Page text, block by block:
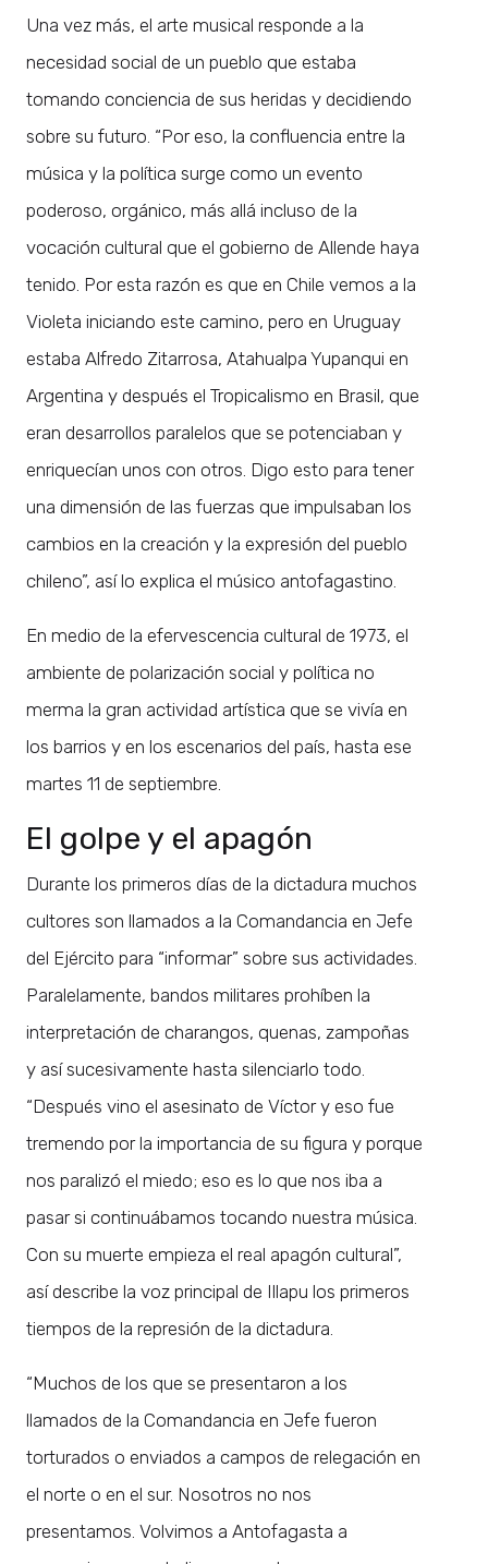
Una vez más, el arte musical responde a la
necesidad social de un pueblo que estaba
tomando conciencia de sus heridas y decidiendo
sobre su futuro. “Por eso, la confluencia entre la
música y la política surge como un evento
poderoso, orgánico, más allá incluso de la
vocación cultural que el gobierno de Allende haya
tenido. Por esta razón es que en Chile vemos a la
Violeta iniciando este camino, pero en Uruguay
estaba Alfredo Zitarrosa, Atahualpa Yupanqui en
Argentina y después el Tropicalismo en Brasil, que
eran desarrollos paralelos que se potenciaban y
enriquecían unos con otros. Digo esto para tener
una dimensión de las fuerzas que impulsaban los
cambios en la creación y la expresión del pueblo
chileno”, así lo explica el músico antofagastino.
En medio de la efervescencia cultural de 1973, el
ambiente de polarización social y política no
merma la gran actividad artística que se vivía en
los barrios y en los escenarios del país, hasta ese
martes 11 de septiembre.
El golpe y el apagón
Durante los primeros días de la dictadura muchos
cultores son llamados a la Comandancia en Jefe
del Ejército para “informar” sobre sus actividades.
Paralelamente, bandos militares prohíben la
interpretación de charangos, quenas, zampoñas
y así sucesivamente hasta silenciarlo todo.
“Después vino el asesinato de Víctor y eso fue
tremendo por la importancia de su figura y porque
nos paralizó el miedo; eso es lo que nos iba a
pasar si continuábamos tocando nuestra música.
Con su muerte empieza el real apagón cultural”,
así describe la voz principal de Illapu los primeros
tiempos de la represión de la dictadura.
“Muchos de los que se presentaron a los
llamados de la Comandancia en Jefe fueron
torturados o enviados a campos de relegación en
el norte o en el sur. Nosotros no nos
presentamos. Volvimos a Antofagasta a